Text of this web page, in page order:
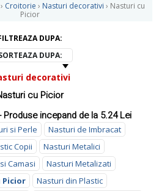
RECUPEREAZA PAROLA
› Croitorie › Nasturi decorativi › Nasturi cu
Picior
DUPA:
DUPA:
decorativi
cu Picior
incepand de la 5.24 Lei
si Perle
Nasturi de Imbracat
Copii
Nasturi Metalici
Camasi
Nasturi Metalizati
Picior
Nasturi din Plastic